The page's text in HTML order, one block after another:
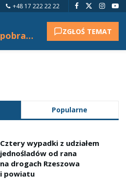
+48 17 222 22 22
Nie udało się pobrać tytułu. ZGŁOŚ TEMAT
Popularne
Cztery wypadki z udziałem
jednośladów od rana
na drogach Rzeszowa
i powiatu